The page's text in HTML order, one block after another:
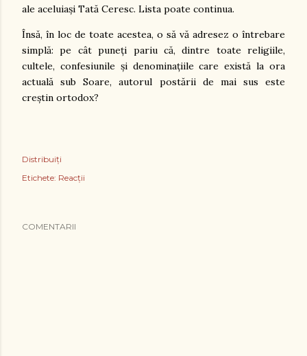
ale aceluiași Tată Ceresc. Lista poate continua.
Însă, în loc de toate acestea, o să vă adresez o întrebare
simplă: pe cât puneți pariu că, dintre toate religiile,
cultele, confesiunile și denominațiile care există la ora
actuală sub Soare, autorul postării de mai sus este
creștin ortodox?
Distribuiți
Etichete: Reacții
COMENTARII